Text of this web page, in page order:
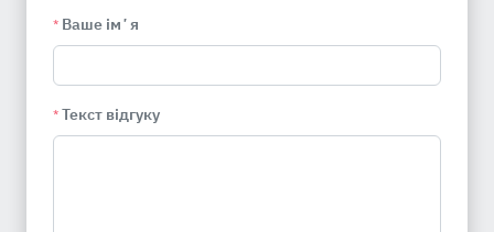
* Ваше імʼя
* Текст відгуку